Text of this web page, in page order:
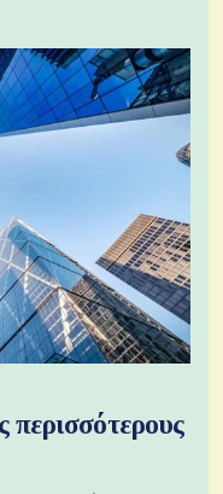
περισσότερους